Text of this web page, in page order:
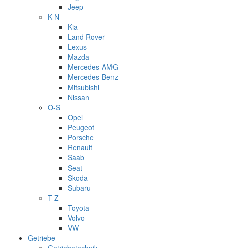
Jeep
K-N
Kia
Land Rover
Lexus
Mazda
Mercedes-AMG
Mercedes-Benz
Mitsubishi
Nissan
O-S
Opel
Peugeot
Porsche
Renault
Saab
Seat
Skoda
Subaru
T-Z
Toyota
Volvo
VW
Getriebe